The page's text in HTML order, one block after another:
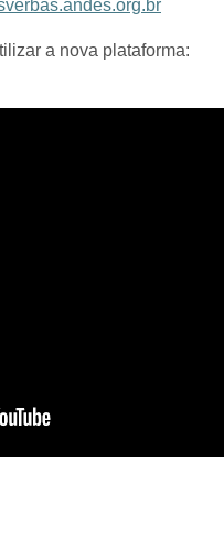
a nova plataforma: